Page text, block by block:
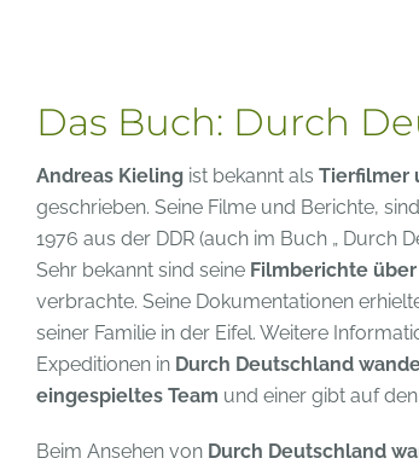
Das Buch: Durch
Andreas Kieling ist bekannt als Tierfilmer
geschrieben. Seine Filme und Berichte,
1976 aus der DDR (auch im Buch „ Durch
Sehr bekannt sind seine Filmberichte
verbrachte. Seine Dokumentationen
seiner Familie in der Eifel. Weitere
Expeditionen in Durch Deutschland
eingespieltes Team und einer gibt auf
Beim Ansehen von Durch Deutschland